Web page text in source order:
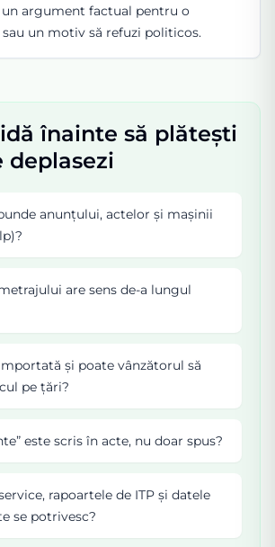
un argument factual pentru o
un motiv să refuzi politicos.
înainte să plătești
deplasezi
anunțului, actelor și mașinii
are sens de-a lungul
și poate vânzătorul să
pe țări?
este scris în acte, nu doar spus?
rapoartele de ITP și datele
se potrivesc?